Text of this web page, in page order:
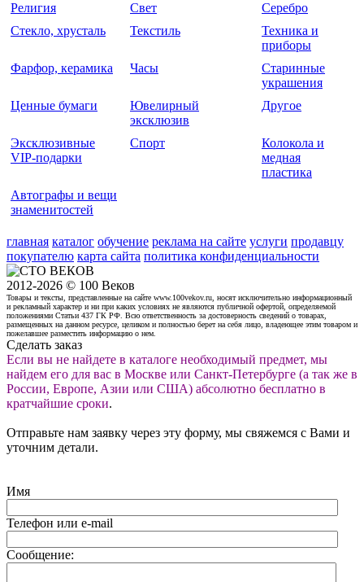
Религия
Свет
Серебро
Стекло, хрусталь
Текстиль
Техника и
приборы
Фарфор, керамика
Часы
Старинные
украшения
Ценные бумаги
Ювелирный
эксклюзив
Другое
Эксклюзивные
VIP-подарки
Спорт
Колокола и
медная
пластика
Автографы и вещи
знаменитостей
главная каталог обучение реклама на сайте услуги продавцу
покупателю карта сайта политика конфиденциальности
2012-2026 © 100 Веков
Товары и тексты, представленные на сайте www.100vekov.ru, носят исключительно информационный
и рекламный характер и ни при каких условиях не являются публичной офертой, определяемой
положениями Статьи 437 ГК РФ. Всю ответственность за достоверность сведений о товарах,
размещенных на данном ресурсе, целиком и полностью берет на себя лицо, владеющее этим товаром и
пожелавшее разместить информацию о нем.
Сделать заказ
Если вы не найдете в каталоге необходимый предмет, мы
найдем его для вас в Москве или Санкт-Петербурге (а так же в
России, Европе, Азии или США) абсолютно бесплатно в
кратчайшие сроки.
Отправьте нам заявку через эту форму, мы свяжемся с Вами и
уточним детали.
Имя
Телефон или e-mail
Сообщение: